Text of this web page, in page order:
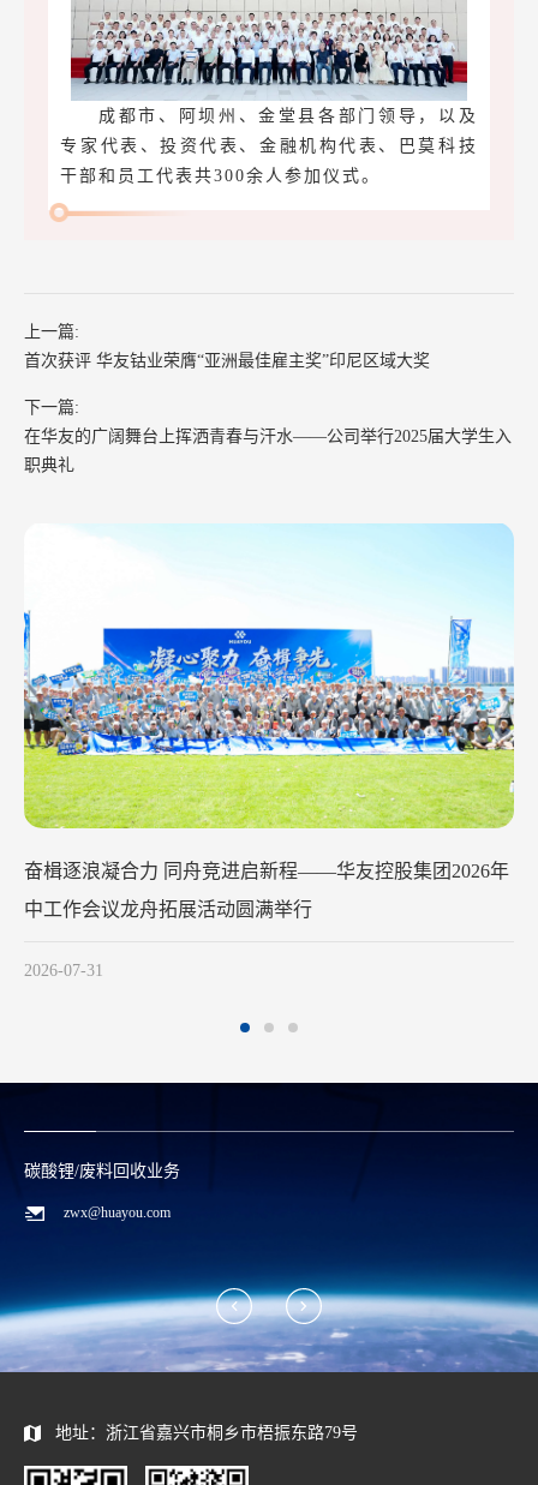
华友钴业2026年中工作会议在苏州召开
成都市、阿坝州、金堂县各部门领导，以及
专家代表、投资代表、金融机构代表、巴莫科技
干部和员工代表共300余人参加仪式。
上一篇:
首次获评 华友钴业荣膺“亚洲最佳雇主奖”印尼区域大奖
下一篇:
在华友的广阔舞台上挥洒青春与汗水——公司举行2025届大学生入
职典礼
碳酸锂/废料回收业务
zwx@huayou.com
地址：浙江省嘉兴市桐乡市梧振东路79号